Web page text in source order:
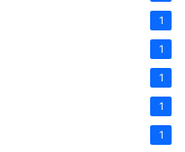
1
1
1
1
1